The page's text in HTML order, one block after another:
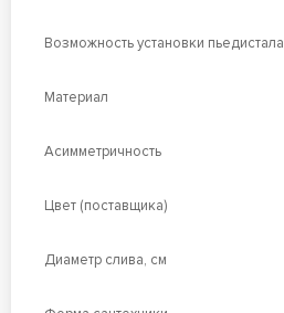
Возможность установки пьедистала
Материал
Асимметричность
Цвет (поставщика)
Диаметр слива, см